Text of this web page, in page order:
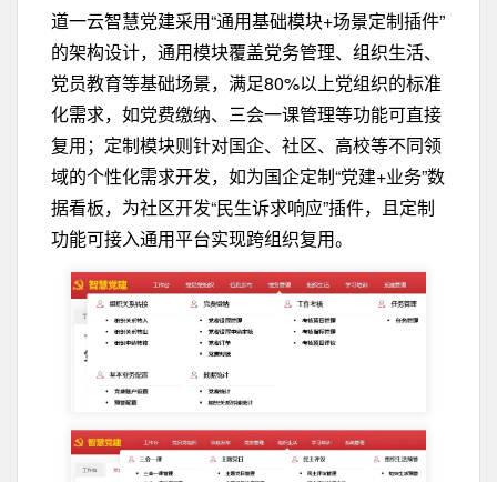
道一云智慧党建采用“通用基础模块+场景定制插件”
的架构设计，通用模块覆盖党务管理、组织生活、
党员教育等基础场景，满足80%以上党组织的标准
化需求，如党费缴纳、三会一课管理等功能可直接
复用；定制模块则针对国企、社区、高校等不同领
域的个性化需求开发，如为国企定制“党建+业务”数
据看板，为社区开发“民生诉求响应”插件，且定制
功能可接入通用平台实现跨组织复用。